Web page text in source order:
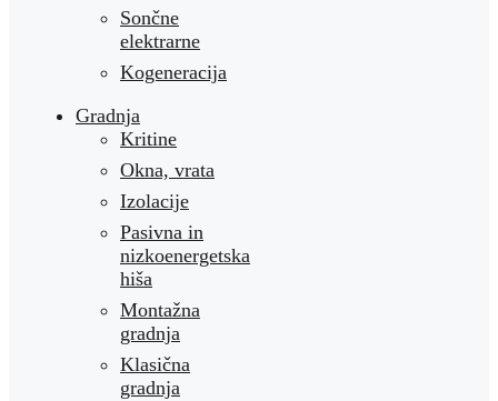
Sončne
elektrarne
Kogeneracija
Gradnja
Kritine
Okna, vrata
Izolacije
Pasivna in
nizkoenergetska
hiša
Montažna
gradnja
Klasična
gradnja